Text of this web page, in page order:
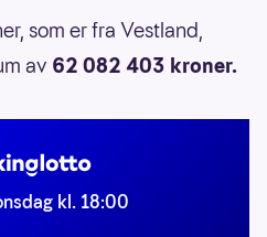
som er fra Vestland,
av 62 082 403 kroner.
kl. 18:00